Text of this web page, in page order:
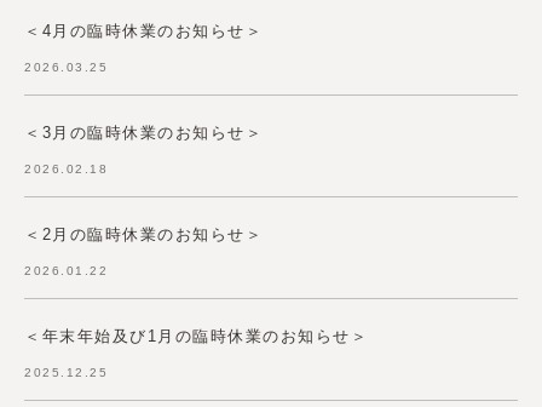
＜4月の臨時休業のお知らせ＞
2026.03.25
＜3月の臨時休業のお知らせ＞
2026.02.18
＜2月の臨時休業のお知らせ＞
2026.01.22
＜年末年始及び1月の臨時休業のお知らせ＞
2025.12.25